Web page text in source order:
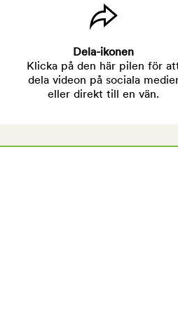
Dela-ikonen
Klicka på den här pilen för
dela videon på sociala
eller direkt till en vän.